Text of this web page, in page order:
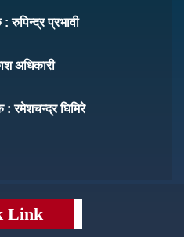
रुपिन्द्र प्रभावी
अधिकारी
: रमेशचन्द्र घिमिरे
Link